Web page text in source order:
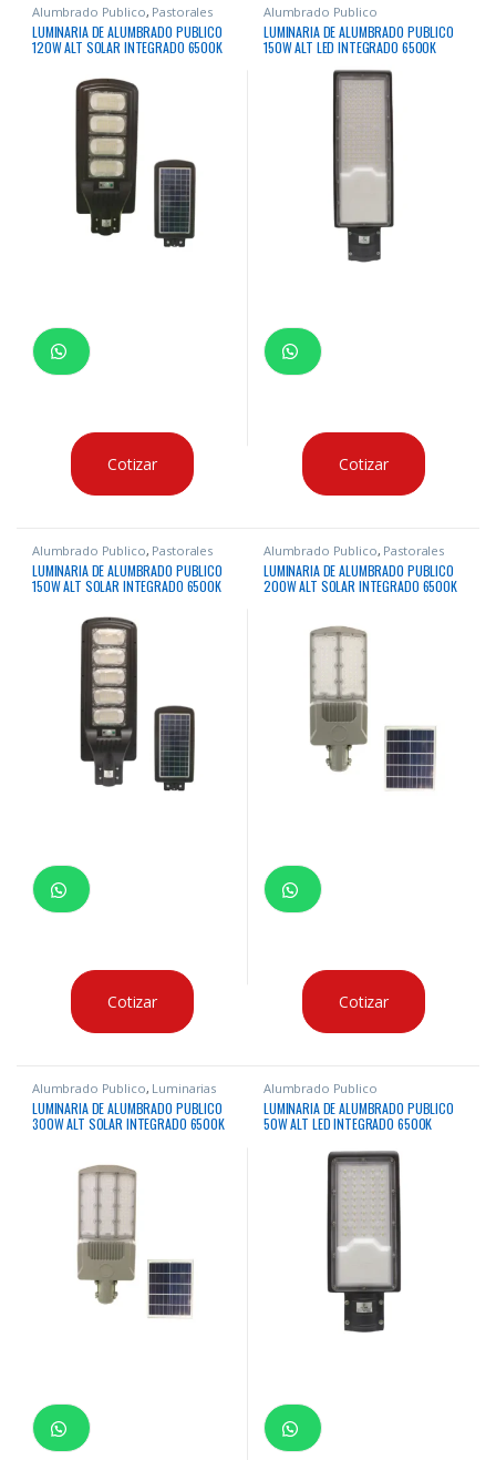
Alumbrado Publico, Pastorales
Solares
LUMINARIA DE ALUMBRADO PUBLICO
120W ALT SOLAR INTEGRADO 6500K
Cotizar
Alumbrado Publico
LUMINARIA DE ALUMBRADO PUBLICO
150W ALT LED INTEGRADO 6500K
Cotizar
Alumbrado Publico, Pastorales
Solares
LUMINARIA DE ALUMBRADO PUBLICO
150W ALT SOLAR INTEGRADO 6500K
Cotizar
Alumbrado Publico, Pastorales
Solares
LUMINARIA DE ALUMBRADO PUBLICO
200W ALT SOLAR INTEGRADO 6500K
Cotizar
Alumbrado Publico, Luminarias
Solares
LUMINARIA DE ALUMBRADO PUBLICO
300W ALT SOLAR INTEGRADO 6500K
Alumbrado Publico
LUMINARIA DE ALUMBRADO PUBLICO
50W ALT LED INTEGRADO 6500K